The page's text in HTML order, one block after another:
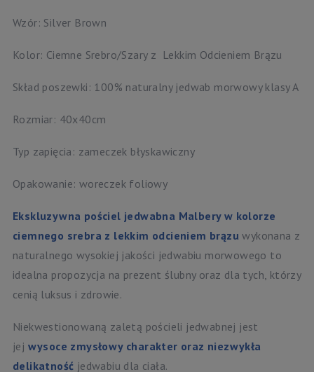
Wzór: Silver Brown
Kolor: Ciemne Srebro/Szary z Lekkim Odcieniem Brązu
Skład poszewki: 100% naturalny jedwab morwowy klasy A
Rozmiar: 40x40cm
Typ zapięcia: zameczek błyskawiczny
Opakowanie: woreczek foliowy
Ekskluzywna pościel jedwabna Malbery w kolorze
ciemnego srebra z lekkim odcieniem brązu wykonana z
naturalnego wysokiej jakości jedwabiu morwowego to
idealna propozycja na prezent ślubny oraz dla tych, którzy
cenią luksus i zdrowie.
Niekwestionowaną zaletą pościeli jedwabnej jest
jej wysoce zmysłowy charakter oraz niezwykła
delikatność jedwabiu dla ciała.